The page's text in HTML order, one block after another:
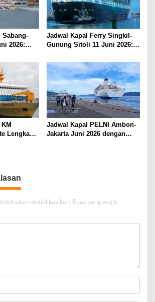
Sabang-
2026:
Jadwal Kapal Ferry Singkil-
Gunung Sitoli 11 Juni 2026:
Lengkap
Lengkap
Jadwal Kapal PELNI Ambon-
Jakarta Juni 2026 dengan
akan dipublikasikan. Ruas yang wajib